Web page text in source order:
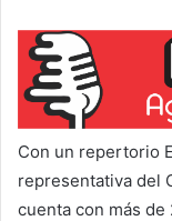
Con un repertorio
representativa del
cuenta con más